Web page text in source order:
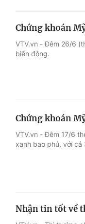
Chứng khoán
VTV.vn - Đêm 26/6
biến động.
Chứng khoán
VTV.vn - Đêm 17/6
xanh bao phủ, với cả
Nhận tin tốt về